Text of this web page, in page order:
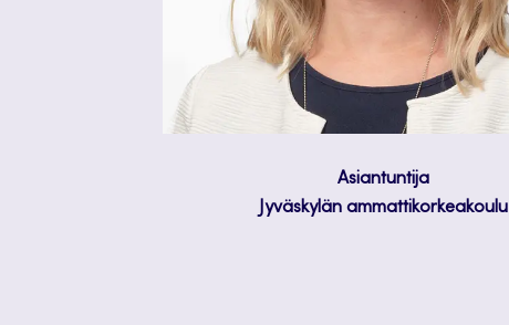
Asiantuntija
Jyväskylän ammattikorkeakoulu